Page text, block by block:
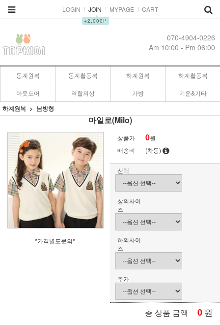
LOGIN JOIN
▲
+2,000P
MYPAGE CART
070-4904-0226
Am 10:00 - Pm 06:00
동계원복 동계활동복 하계원복 하계활동복
아웃도어 역할의상 가방 기운&기타
하계원복 남방형
마일로(Milo)
*가격별도문의*
상품가 0원
배송비
(차등)
선택
상의사이
즈
하의사이
즈
추가
총 상품 금액 0 원